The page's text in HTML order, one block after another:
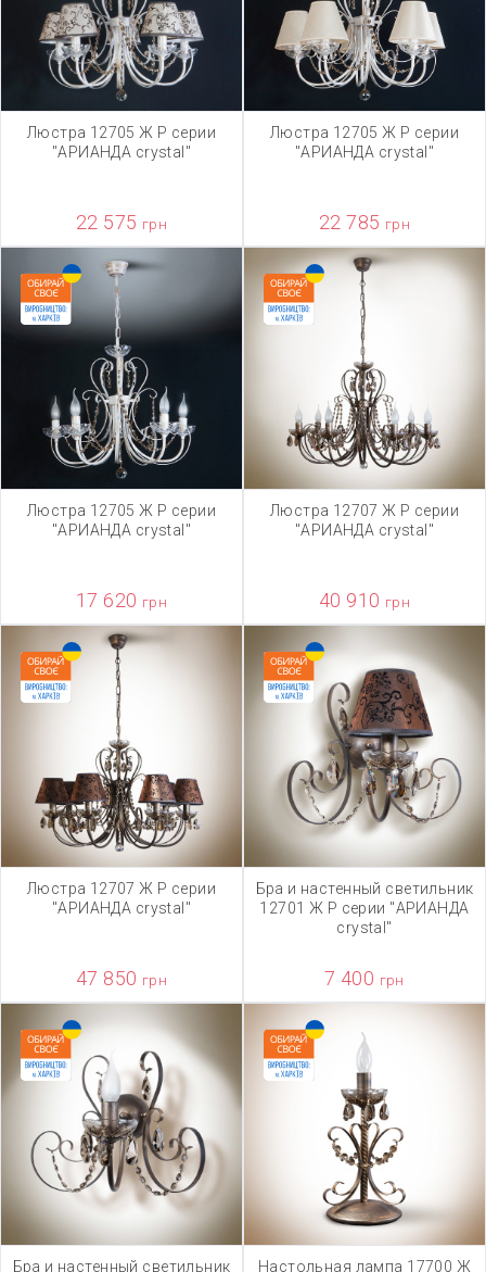
Люстра 12705 Ж Р серии
"АРИАНДА crystal"
22 575 грн
Люстра 12705 Ж Р серии
"АРИАНДА crystal"
22 785 грн
Люстра 12705 Ж Р серии
"АРИАНДА crystal"
17 620 грн
Люстра 12707 Ж Р серии
"АРИАНДА crystal"
40 910 грн
Люстра 12707 Ж Р серии
"АРИАНДА crystal"
47 850 грн
Бра и настенный светильник
12701 Ж Р серии "АРИАНДА
crystal"
7 400 грн
Бра и настенный светильник Настольная лампа 17700 Ж